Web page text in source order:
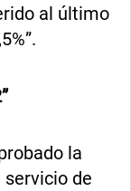
al último
la
de